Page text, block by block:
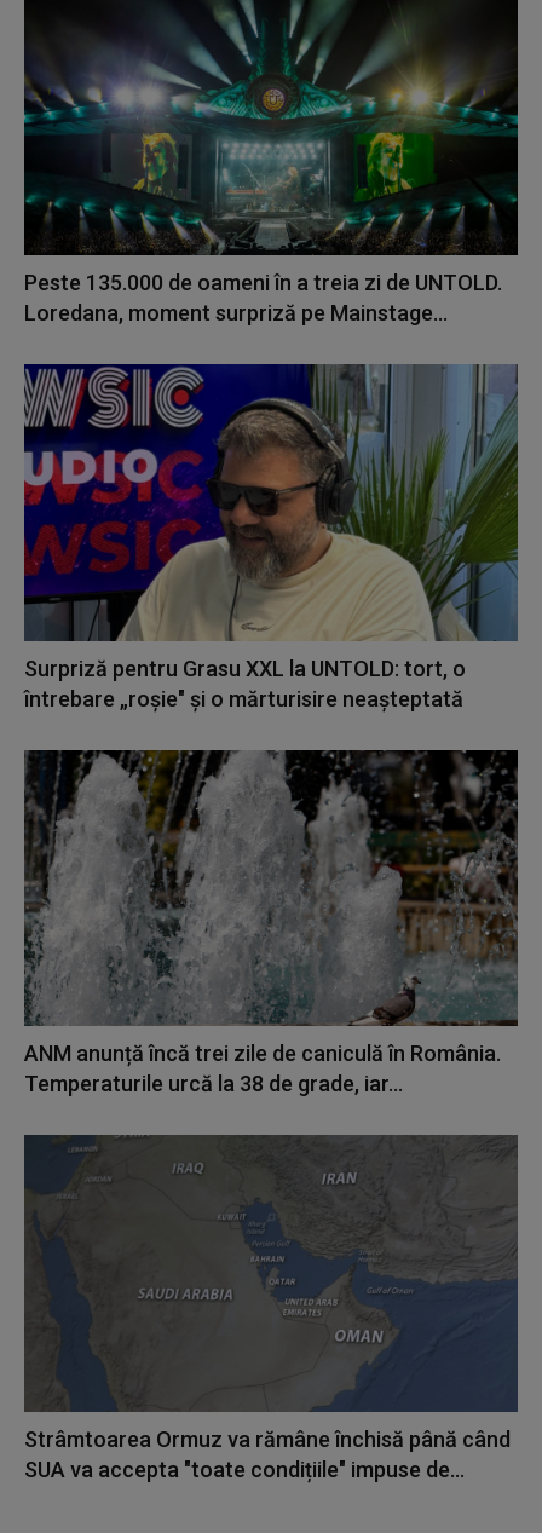
Peste 135.000 de oameni în a treia zi de UNTOLD.
Loredana, moment surpriză pe Mainstage...
Surpriză pentru Grasu XXL la UNTOLD: tort, o
întrebare „roșie" și o mărturisire neașteptată
ANM anunță încă trei zile de caniculă în România.
Temperaturile urcă la 38 de grade, iar...
Strâmtoarea Ormuz va rămâne închisă până când
SUA va accepta "toate condițiile" impuse de...